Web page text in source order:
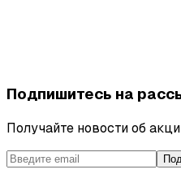
Подпишитесь на
Получайте новости об